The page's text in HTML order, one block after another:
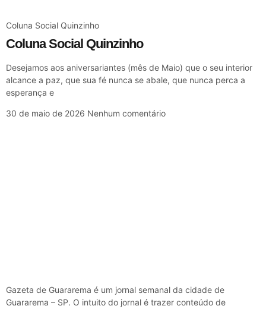
Coluna Social Quinzinho
Coluna Social Quinzinho
Desejamos aos aniversariantes (mês de Maio) que o seu interior
alcance a paz, que sua fé nunca se abale, que nunca perca a
esperança e
30 de maio de 2026 Nenhum comentário
Gazeta de Guararema é um jornal semanal da cidade de
Guararema – SP. O intuito do jornal é trazer conteúdo de